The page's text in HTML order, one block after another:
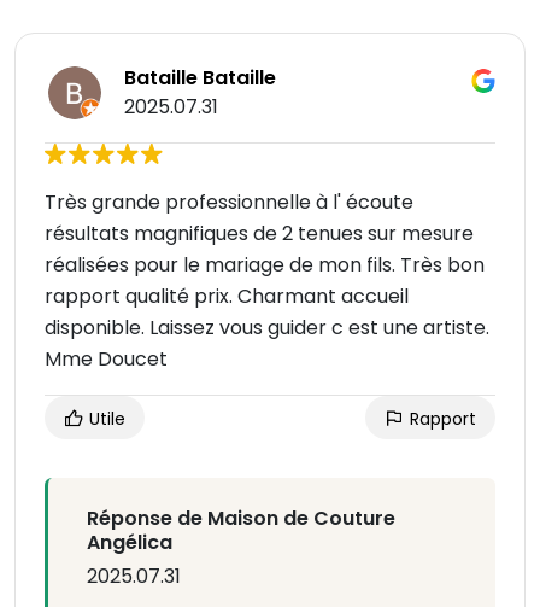
Bataille Bataille
2025.07.31
Très grande professionnelle à l' écoute
résultats magnifiques de 2 tenues sur mesure
réalisées pour le mariage de mon fils. Très bon
rapport qualité prix. Charmant accueil
disponible. Laissez vous guider c est une artiste.
Mme Doucet
Utile Rapport
Réponse de Maison de Couture
Angélica
2025.07.31